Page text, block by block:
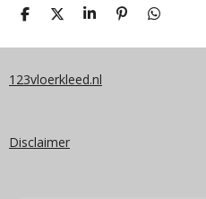
D
L
N
D
E
S
A
E
P
N
D
L
123vloerkleed.nl
Disclaimer